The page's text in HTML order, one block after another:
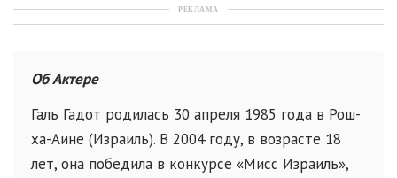
РЕКЛАМА
Об Актере
Галь Гадот родилась 30 апреля 1985 года в Рош-
ха-Аине (Израиль). В 2004 году, в возрасте 18
лет, она победила в конкурсе «Мисс Израиль»,